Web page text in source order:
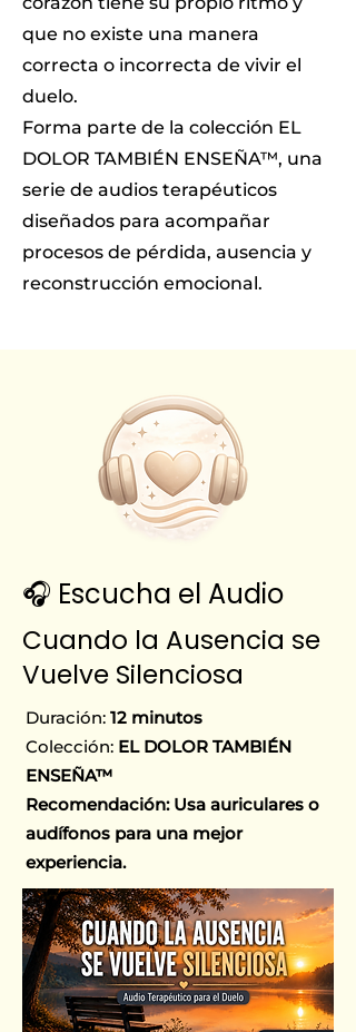
que no existe una manera
correcta o incorrecta de vivir el
duelo.
Forma parte de la colección EL
DOLOR TAMBIÉN ENSEÑA™, una
serie de audios terapéuticos
diseñados para acompañar
procesos de pérdida, ausencia y
reconstrucción emocional.
🎧 Escucha el Audio
Cuando la Ausencia se
Vuelve Silenciosa
Duración: 12 minutos
Colección: EL DOLOR TAMBIÉN
ENSEÑA™
Recomendación: Usa auriculares o
audífonos para una mejor
experiencia.